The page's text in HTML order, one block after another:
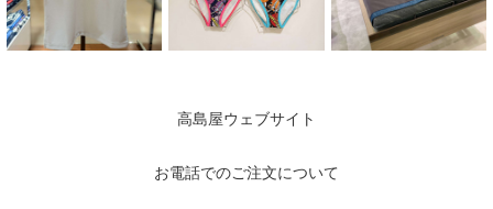
高島屋ウェブサイト
お電話でのご注文について